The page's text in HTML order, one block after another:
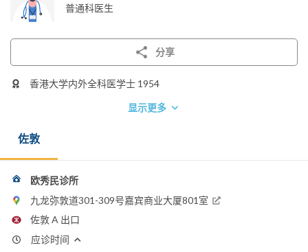
普通科医生
分享
香港大学内外全科医学士 1954
显示更多
佐敦
欧秀民诊所
九龙弥敦道301-309号嘉宾商业大厦801室
佐敦 A 出口
应诊时间